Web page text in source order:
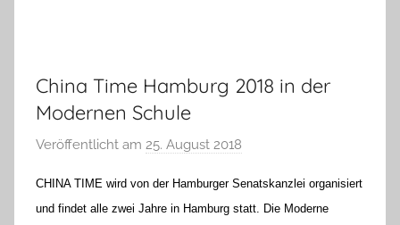
China Time Hamburg 2018 in der
Modernen Schule
Veröffentlicht am 25. August 2018
n
H
CHINA TIME wird von der Hamburger Senatskanzlei organisiert
und findet alle zwei Jahre in Hamburg statt. Die Moderne